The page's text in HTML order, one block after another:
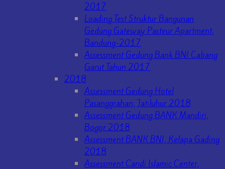
2017
Loading Test Struktur Bangunan
Gedung Gateway Pasteur Apartment,
Bandung-2017
Assessment Gedung Bank BNI Cabang
Garut Tahun 2017
2018
Assessment Gedung Hotel
Pasanggrahan, Jatiluhur 2018
Assessment Gedung BANK Mandiri,
Bogor 2018
Assessment BANK BNI, Kelapa Gading
2018
Assessment Candi Islamic Center,